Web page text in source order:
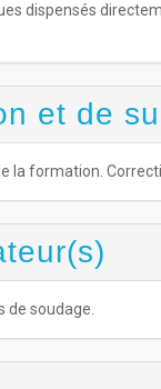
dispensés
et de
la formation.
soudage.